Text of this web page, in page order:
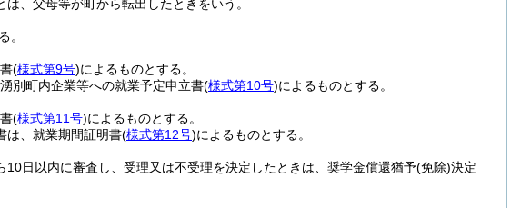
、父母等が町から転出したときをいう。
。
(様式第9号)によるものとする。
別町内企業等への就業予定申立書(様式第10号)によるものとする。
(様式第11号)によるものとする。
は、就業期間証明書(様式第12号)によるものとする。
10日以内に審査し、受理又は不受理を決定したときは、奨学金償還猶予(免除)決定